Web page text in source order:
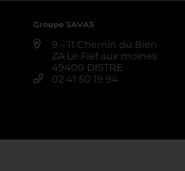
Groupe SAVAS
9 – 11 Chemin du Bien
ZA Le Fief aux moines
49400 DISTRE
02 41 50 19 94